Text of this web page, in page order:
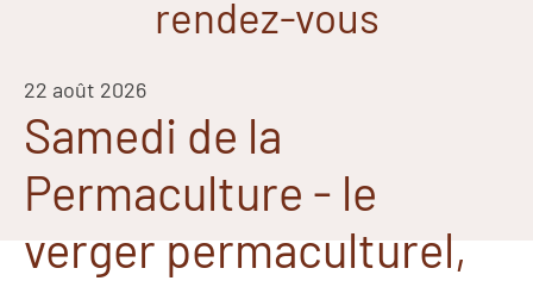
rendez-vous
22 août 2026
Samedi de la
Permaculture - le
verger permaculturel,